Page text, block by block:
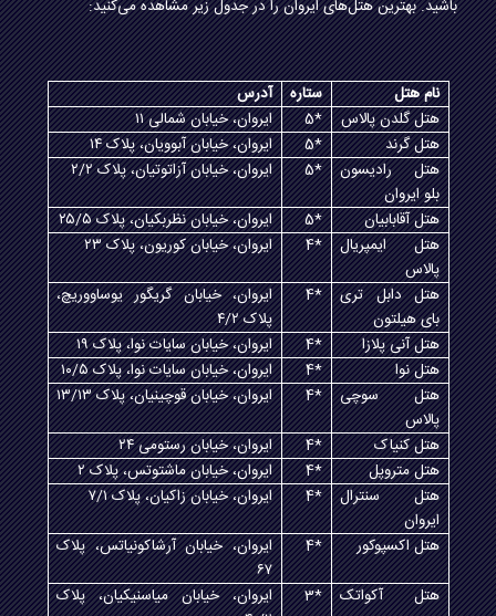
باشید. بهترین هتل‌های ایروان را در جدول زیر مشاهده می‌کنید:
نام هتل ستاره
آدرس
هتل گلدن پالاس
5*
ایروان، خیابان شمالی ۱۱
هتل گرند
5*
ایروان، خیابان آبوویان، پلاک ۱۴
هتل رادیسون
بلو ایروان
5* ایروان، خیابان آزاتوتیان، پلاک ۲/۲
هتل آقابابیان 5*
ایروان، خیابان نظربکیان، پلاک ۲۵/۵
هتل ایمپریال
پالاس
4* ایروان، خیابان کوریون، پلاک ۲۳
هتل دابل تری
بای هیلتون
4*
ایروان، خیابان گریگور یوساووریچ،
پلاک ۴/۲
هتل آنی پلازا
4*
ایروان، خیابان سایات نوا، پلاک ۱۹
هتل نوا
4*
ایروان، خیابان سایات نوا، پلاک ۱۰/۵
هتل سوچی
پالاس
4* ایروان، خیابان قوچینیان، پلاک ۱۳/۱۳
هتل کنیاک 4*
ایروان، خیابان رستومی ۲۴
هتل متروپل
4*
ایروان، خیابان ماشتوتس، پلاک ۲
هتل سنترال
ایروان
4* ایروان، خیابان زاکیان، پلاک ۷/۱
هتل اکسپوکور 4*
ایروان، خیابان آرشاکونیاتس، پلاک
۶۷
هتل آکواتک
3*
ایروان، خیابان میاسنیکیان، پلاک